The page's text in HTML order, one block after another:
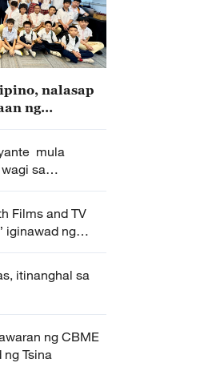
nalasap
ng
mula
sa
ng
Films and TV
iginawad ng
pintor
itinanghal sa
ng CBME
ng Tsina